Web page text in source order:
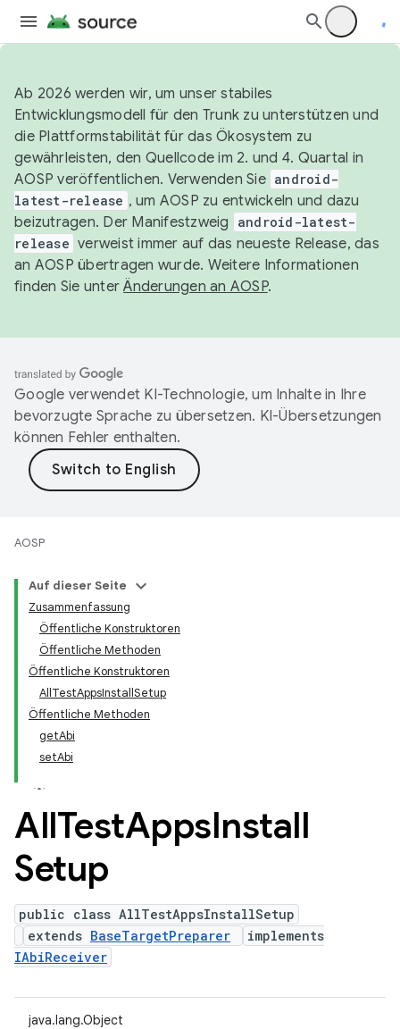
Ab 2026 werden wir, um unser stabiles
Entwicklungsmodell für den Trunk zu unterstützen und
die Plattformstabilität für das Ökosystem zu
gewährleisten, den Quellcode im 2. und 4. Quartal in
AOSP veröffentlichen. Verwenden Sie android-
latest-release , um AOSP zu entwickeln und dazu
beizutragen. Der Manifestzweig
android-latest-
release verweist immer auf das neueste Release, das
an AOSP übertragen wurde. Weitere Informationen
finden Sie unterÄnderungen an AOSP.
Google verwendet KI-Technologie, um Inhalte in Ihre
bevorzugte Sprache zu übersetzen. KI-Übersetzungen
können Fehler enthalten.
AOSP
Auf dieser Seite
Zusammenfassung
Öffentliche Konstruktoren
Öffentliche Methoden
Öffentliche Konstruktoren
AllTestAppsInstallSetup
Öffentliche Methoden
getAbi
setAbi
AllTestAppsInstall
Setup
public class AllTestAppsInstallSetup
extends BaseTargetPreparer
implements
IAbiReceiver
java.lang.Object